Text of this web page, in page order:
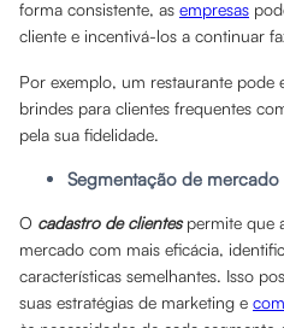
forma consistente, as empresas
cliente e incentivá-los a continuar
Por exemplo, um restaurante pode
brindes para clientes frequentes
pela sua fidelidade.
Segmentação de mercado
O cadastro de clientespermite que
mercado com mais eficácia,
características semelhantes. Isso
suas estratégias de marketing e